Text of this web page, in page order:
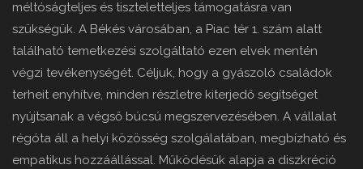
méltóságteljes és tiszteletteljes támogatásra van
szükségük. A Békés városában, a Piac tér 1. szám alatt
található temetkezési szolgáltató ezen elvek mentén
végzi tevékenységét. Céljuk, hogy a gyászoló családok
terheit enyhítve, minden részletre kiterjedő segítséget
nyújtsanak a végső búcsú megszervezésében. A vállalat
régóta áll a helyi közösség szolgálatában, megbízható és
empatikus hozzáállással. Működésük alapja a diszkréció